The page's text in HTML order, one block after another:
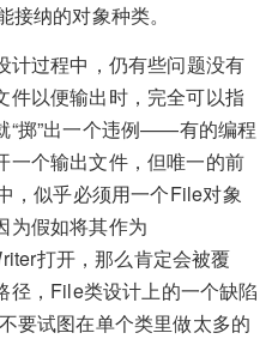
纳的对象种类。
计过程中，仍有些问题没有
件以便输出时，完全可以指
“掷”出一个违例——有的编程
一个输出文件，但唯一的前
，似乎必须用一个File对象
为假如将其作为
打开，那么肯定会被覆
径，File类设计上的一个缺陷
要试图在单个类里做太多的